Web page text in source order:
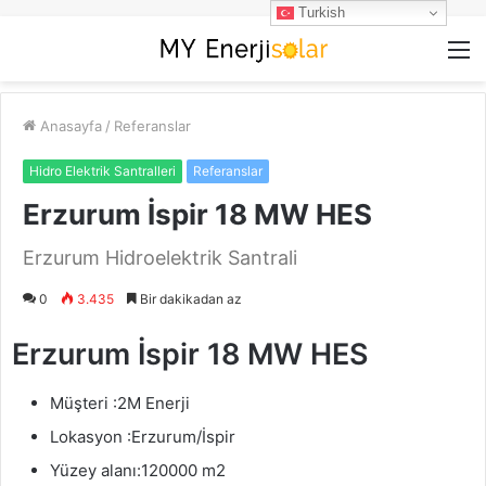
Anasayfa / Referanslar
Hidro Elektrik Santralleri Referanslar
Erzurum İspir 18 MW HES
Erzurum Hidroelektrik Santrali
0 3.435 Bir dakikadan az
Erzurum İspir 18 MW HES
Müşteri :2M Enerji
Lokasyon :Erzurum/İspir
Yüzey alanı:120000 m2
Turkish